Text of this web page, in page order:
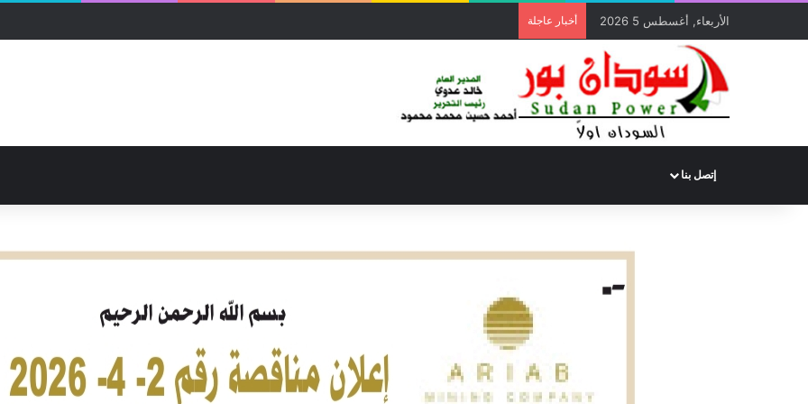
الأربعاء, أغسطس 5 2026 أخبار عاجلة
إتصل بنا